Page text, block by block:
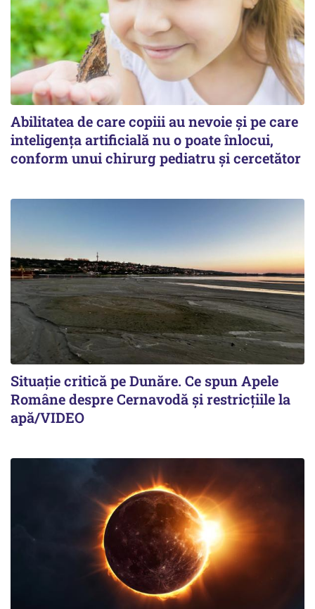
Abilitatea de care copiii au nevoie și pe care
inteligența artificială nu o poate înlocui,
conform unui chirurg pediatru și cercetător
Situație critică pe Dunăre. Ce spun Apele
Române despre Cernavodă și restricțiile la
apă/VIDEO